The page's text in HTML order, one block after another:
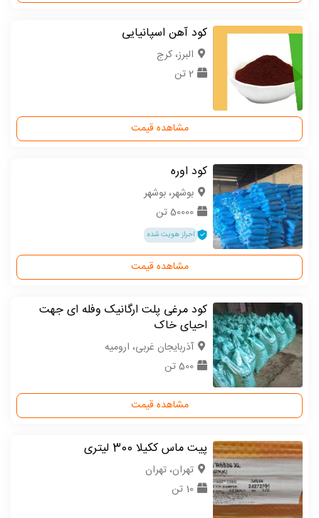
کود آهن اسپانیایی
البرز، کرج
2 تن
مشاهده قیمت
کود اوره
بوشهر، بوشهر
50000 تن
احراز هویت شده
مشاهده قیمت
کود مرغی پلت ارگانیک وفله ای جهت
احیای خاک
آذربایجان غربی، ارومیه
500 تن
مشاهده قیمت
پیت ماس ککیلا 300 لیتری
تهران، تهران
10 تن